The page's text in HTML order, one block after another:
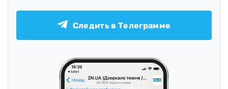
Следить в Телеграмме